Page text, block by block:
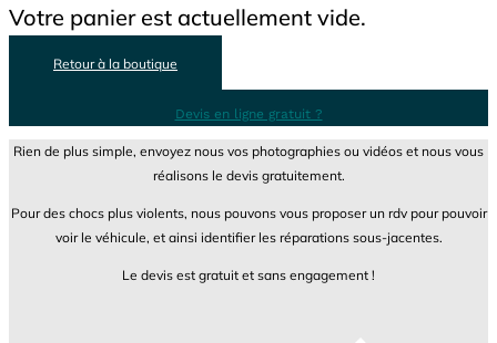
Votre panier est actuellement vide.
Retour à la boutique
Devis en ligne gratuit ?
Rien de plus simple, envoyez nous vos photographies ou vidéos et nous vous
réalisons le devis gratuitement.
Pour des chocs plus violents, nous pouvons vous proposer un rdv pour pouvoir
voir le véhicule, et ainsi identifier les réparations sous-jacentes.
Le devis est gratuit et sans engagement !